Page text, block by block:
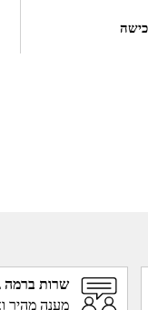
שרות ברמה
מענה מהיר